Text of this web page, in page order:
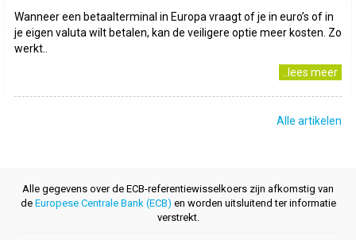
Wanneer een betaalterminal in Europa vraagt of je in euro’s of in
je eigen valuta wilt betalen, kan de veiligere optie meer kosten. Zo
werkt..
..lees meer
Alle artikelen
Alle gegevens over de ECB-referentiewisselkoers zijn afkomstig van
de Europese Centrale Bank (ECB) en worden uitsluitend ter informatie
verstrekt.